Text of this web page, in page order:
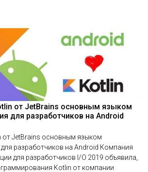
от JetBrains основным языком
для разработчиков на Android
от JetBrains основным языком
разработчиков на Android Компания
для разработчиков I/O 2019 объявила,
Kotlin от компании